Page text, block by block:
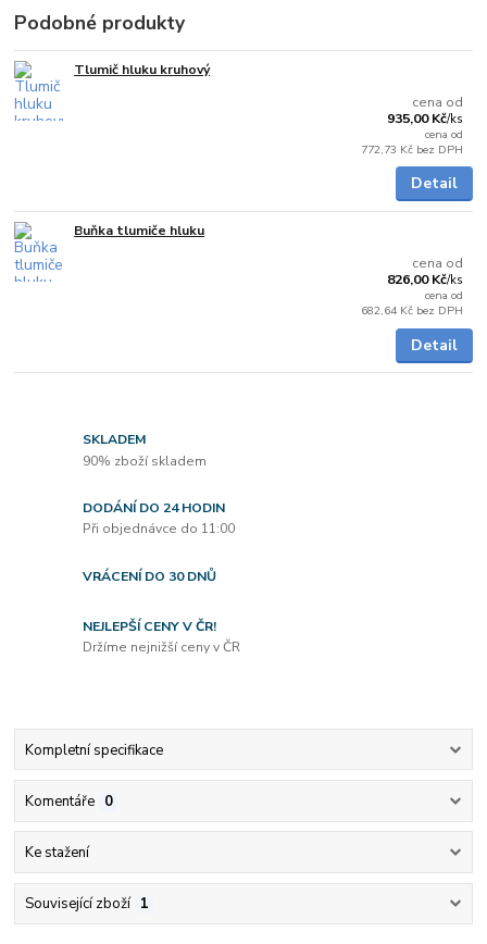
Podobné produkty
Tlumič hluku kruhový
cena od
935,00 Kč/ks
cena od
772,73 Kč bez DPH
Detail
Buňka tlumiče hluku
cena od
826,00 Kč/ks
cena od
682,64 Kč bez DPH
Detail
SKLADEM
90% zboží skladem
DODÁNÍ DO 24 HODIN
Při objednávce do 11:00
VRÁCENÍ DO 30 DNŮ
NEJLEPŠÍ CENY V ČR!
Držíme nejnižší ceny v ČR
Kompletní specifikace
Komentáře 0
Ke stažení
Související zboží 1